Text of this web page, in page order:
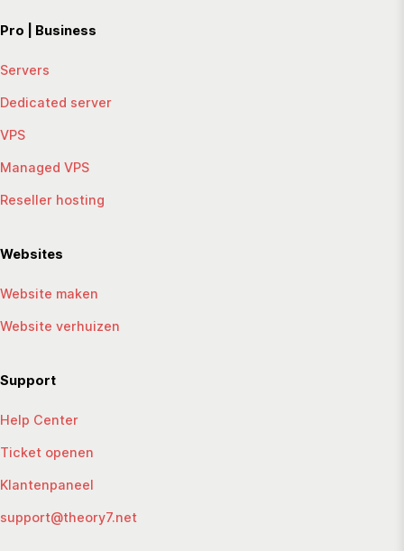
Pro | Business
Servers
Dedicated server
VPS
Managed VPS
Reseller hosting
Websites
Website maken
Website verhuizen
Support
Help Center
Ticket openen
Klantenpaneel
support@theory7.net